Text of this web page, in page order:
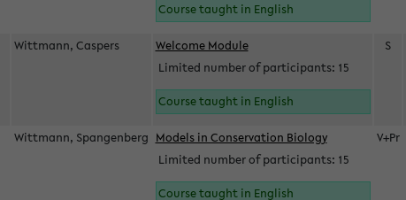
Course taught in English
Wittmann, Caspers
Welcome Module
Limited number of participants: 15
Course taught in English
S
Wittmann, Spangenberg Models in Conservation Biology
Limited number of participants: 15
Course taught in English
V+Pr